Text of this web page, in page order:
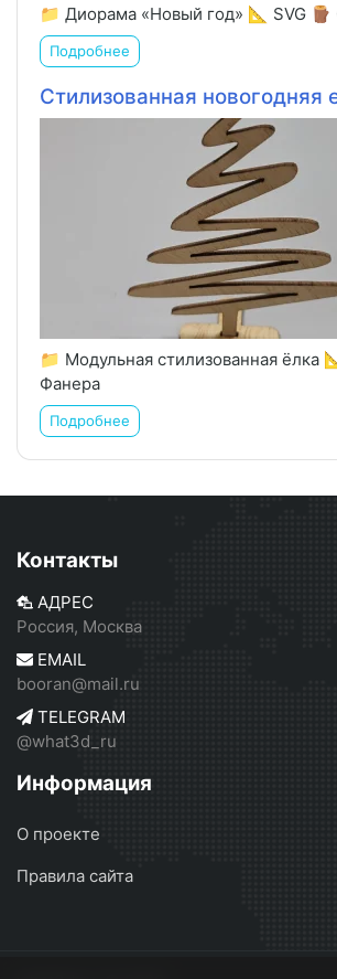
📁 Диорама «Новый год» 📐 SVG
Подробнее
Стилизованная новогодняя
📁 Модульная стилизованная ёлка
Фанера
Подробнее
Контакты
АДРЕС
Россия, Москва
EMAIL
booran@mail.ru
TELEGRAM
@what3d_ru
Информация
О проекте
Правила сайта